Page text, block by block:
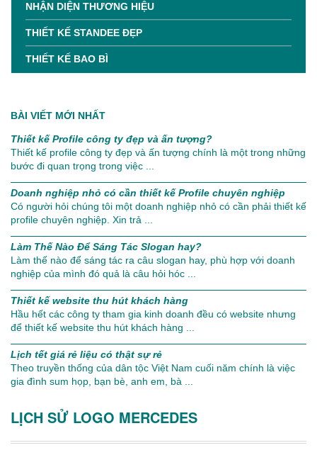
NHẬN DIỆN THƯƠNG HIỆU
THIẾT KẾ STANDEE ĐẸP
THIẾT KẾ BAO BÌ
BÀI VIẾT MỚI NHẤT
Thiết kế Profile công ty đẹp và ấn tượng?
Thiết kế profile công ty đẹp và ấn tượng chính là một trong những
bước đi quan trọng trong việc ...
Doanh nghiệp nhỏ có cần thiết kế Profile chuyên nghiệp
Có người hỏi chúng tôi một doanh nghiệp nhỏ có cần phải thiết kế
profile chuyên nghiệp. Xin trả ...
Làm Thế Nào Để Sáng Tác Slogan hay?
Làm thế nào để sáng tác ra câu slogan hay, phù hợp với doanh
nghiệp của mình đó quả là câu hỏi hóc ...
Thiết kế website thu hút khách hàng
Hầu hết các công ty tham gia kinh doanh đều có website nhưng
để thiết kế website thu hút khách hàng ...
Lịch tết giá rẻ liệu có thật sự rẻ
Theo truyền thống của dân tộc Việt Nam cuối năm chính là việc
gia đình sum họp, bạn bè, anh em, bà ...
LỊCH SỬ LOGO MERCEDES